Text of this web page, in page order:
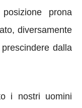
prona
diversamente
dalla
i nostri uomini